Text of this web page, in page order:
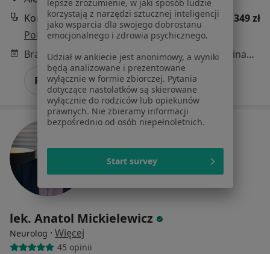
Konsultacja neurologiczna dzieci
od 349 zł
Pokaż więcej usług
Brak dostępnych specjalistów z wolnymi terminami w tym centrum medycznym.
Pokaż profil
lek. Anatol Mickielewicz
Neurolog · Więcej
45 opinii
lepsze zrozumienie, w jaki sposób ludzie
korzystają z narzędzi sztucznej inteligencji
jako wsparcia dla swojego dobrostanu
emocjonalnego i zdrowia psychicznego.
Udział w ankiecie jest anonimowy, a wyniki
będą analizowane i prezentowane
wyłącznie w formie zbiorczej. Pytania
dotyczące nastolatków są skierowane
wyłącznie do rodziców lub opiekunów
prawnych. Nie zbieramy informacji
bezpośrednio od osób niepełnoletnich.
Start survey